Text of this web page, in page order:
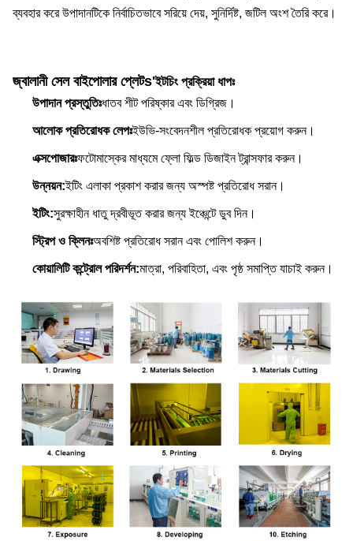
ব্যবহার করে উপাদানটিকে নির্বাচিতভাবে সরিয়ে দেয়, সুনির্দিষ্ট, জটিল অংশ তৈরি করে।
জ্বালানী সেল বাইপোলার প্লেটs'ইটচিং প্রক্রিয়া ধাপঃ
উপাদান প্রস্তুতিঃধাতব শীট পরিষ্কার এবং ডিগ্রিজ।
আলোক প্রতিরোধক লেপঃইউভি-সংবেদনশীল প্রতিরোধক প্রয়োগ করুন।
এক্সপোজারঃফটোমাস্কের মাধ্যমে ফ্লো ফিল্ড ডিজাইন ট্রান্সফার করুন।
উন্নয়ন:ইটিং এলাকা প্রকাশ করার জন্য অস্পষ্ট প্রতিরোধ সরান।
ইটিং:সুরক্ষাহীন ধাতু দ্রবীভূত করার জন্য ইঞ্চেন্টে ডুব দিন।
স্ট্রিপ ও ক্লিনঃঅবশিষ্ট প্রতিরোধ সরান এবং পোলিশ করুন।
কোয়ালিটি কন্ট্রোল পরিদর্শন:মাত্রা, পরিবাহিতা, এবং পৃষ্ঠ সমাপ্তি যাচাই করুন।